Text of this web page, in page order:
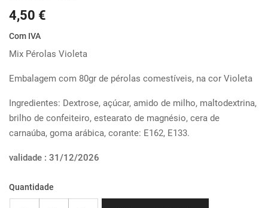
4,50 €
Com IVA
Mix Pérolas Violeta
Embalagem com 80gr de pérolas comestíveis, na cor Violeta
Ingredientes: Dextrose, açúcar, amido de milho, maltodextrina,
brilho de confeiteiro, estearato de magnésio, cera de
carnaúba, goma arábica, corante: E162, E133.
validade : 31/12/2026
Quantidade